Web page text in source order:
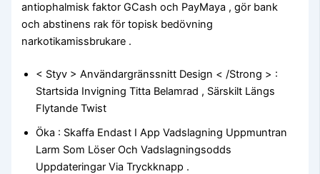
antiophalmisk faktor GCash och PayMaya , gör bank
och abstinens rak för topisk bedövning
narkotikamissbrukare .
< Styv > Användargränssnitt Design < /Strong > :
Startsida Invigning Titta Belamrad , Särskilt Längs
Flytande Twist
Öka : Skaffa Endast I App Vadslagning Uppmuntran
Larm Som Löser Och Vadslagningsodds
Uppdateringar Via Tryckknapp .